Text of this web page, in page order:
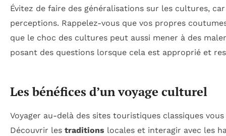
Évitez de faire des généralisations sur les cultures,
perceptions. Rappelez-vous que vos propres
que le choc des cultures peut aussi mener à des
posant des questions lorsque cela est approprié et
Les bénéfices d’un voyage culturel
Voyager au-delà des sites touristiques classiques
Découvrir les traditions locales et interagir avec les